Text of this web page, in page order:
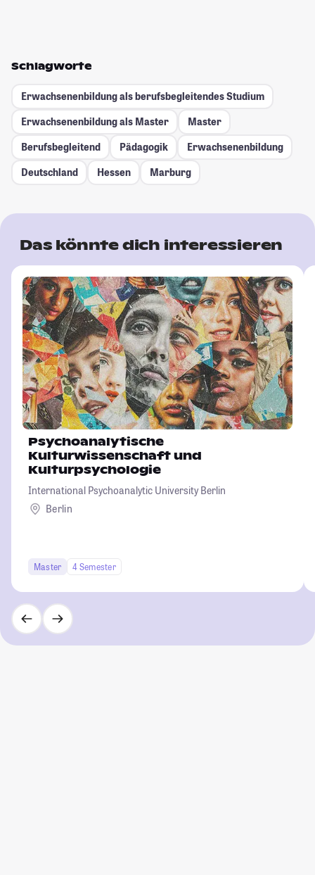
Schlagworte
Erwachsenenbildung als berufsbegleitendes Studium
Erwachsenenbildung als Master
Master
Berufsbegleitend
Pädagogik
Erwachsenenbildung
Deutschland
Hessen Marburg
Das könnte dich interessieren
Psychoanalytische
Kulturwissenschaft und
Kulturpsychologie
International Psychoanalytic University Berlin
Berlin
Master 4 Semester